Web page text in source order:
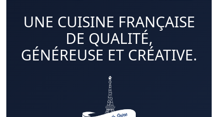
UNE CUISINE FRANÇAISE
DE QUALITÉ,
GÉNÉREUSE ET CRÉATIVE.